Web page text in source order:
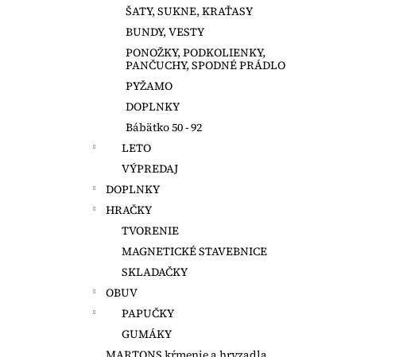
ŠATY, SUKNE, KRAŤASY
BUNDY, VESTY
PONOŽKY, PODKOLIENKY,
PANČUCHY, SPODNÉ PRÁDLO
PYŽAMO
DOPLNKY
Bábätko 50 - 92
LETO
VÝPREDAJ
DOPLNKY
HRAČKY
TVORENIE
MAGNETICKÉ STAVEBNICE
SKLADAČKY
OBUV
PAPUČKY
GUMÁKY